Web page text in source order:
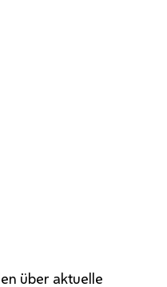
über aktuelle